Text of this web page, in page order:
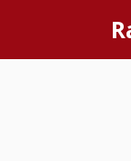
content